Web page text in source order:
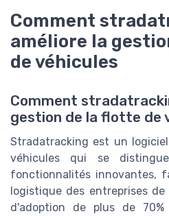
Comment
améliore la
de véhicules
Comment
gestion de la flotte de
Stradatracking est un
véhicules qui se
fonctionnalités innovantes,
logistique des entreprises
d'adoption de plus de